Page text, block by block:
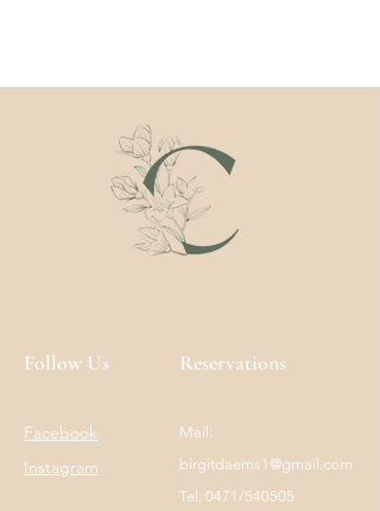
Deze zachte toner is perfect voor de
normale, droge en tere huid.
Hyaluronzuur houdt de natuurlijke
hydratatie op peil, terwijl prachtige
bloemenextracten de huid kalmeren
Follow Us Reservations
Facebook
Instagram
Mail:
birgitdaems1@gmail.com
Tel: 0471/540505